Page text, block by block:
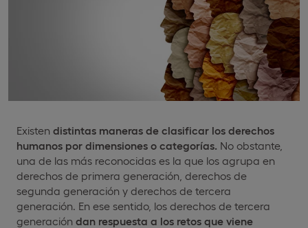
Existen distintas maneras de clasificar los derechos
humanos por dimensiones o categorías. No obstante,
una de las más reconocidas es la que los agrupa en
derechos de primera generación, derechos de
segunda generación y derechos de tercera
generación. En ese sentido, los derechos de tercera
generación dan respuesta a los retos que viene